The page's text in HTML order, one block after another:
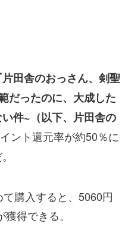
片田舎のおっさん、剣聖
だったのに、大成した
件~（以下、片田舎の
ント還元率が約50％に
購入すると、5060円
得できる。